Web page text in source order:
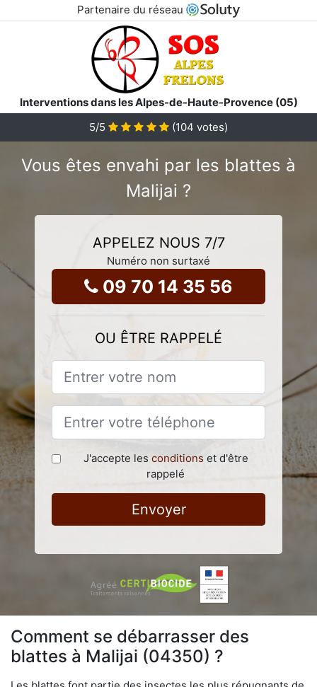
Partenaire du réseau
Interventions dans les Alpes-de-Haute-Provence (05)
5/5 (104 votes)
Vous êtes envahi par les blattes à
Malijai ?
APPELEZ NOUS 7/7
Numéro non surtaxé
09 70 14 35 56
OU ÊTRE RAPPELÉ
J'accepte les conditions et d'être
rappelé
Envoyer
Comment se débarrasser des
blattes à Malijai (04350) ?